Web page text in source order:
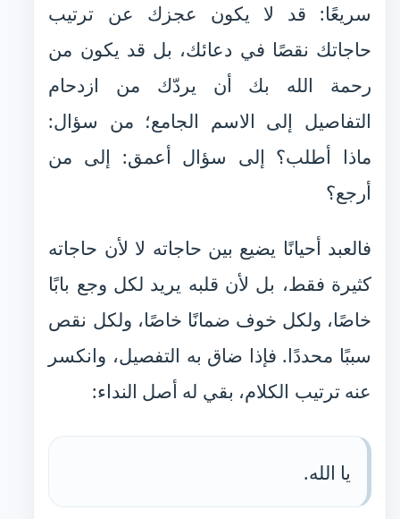
سريعًا: قد لا يكون عجزك عن ترتيب
حاجاتك نقصًا في دعائك، بل قد يكون من
رحمة الله بك أن يردّك من ازدحام
التفاصيل إلى الاسم الجامع؛ من سؤال:
ماذا أطلب؟ إلى سؤال أعمق: إلى من
أرجع؟
فالعبد أحيانًا يضيع بين حاجاته لا لأن حاجاته
كثيرة فقط، بل لأن قلبه يريد لكل وجع بابًا
خاصًا، ولكل خوف ضمانًا خاصًا، ولكل نقص
سببًا محددًا. فإذا ضاق به التفصيل، وانكسر
عنه ترتيب الكلام، بقي له أصل النداء:
يا الله.